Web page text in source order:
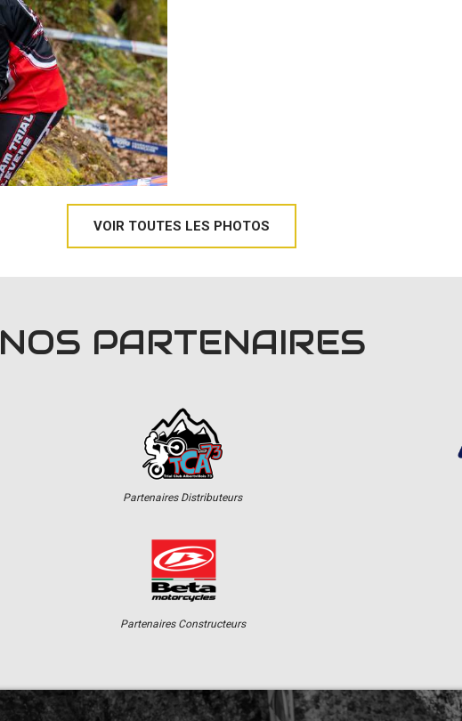
VOIR TOUTES LES PHOTOS
NOS PARTENAIRES
Partenaires Distributeurs
Partenaires Constructeurs